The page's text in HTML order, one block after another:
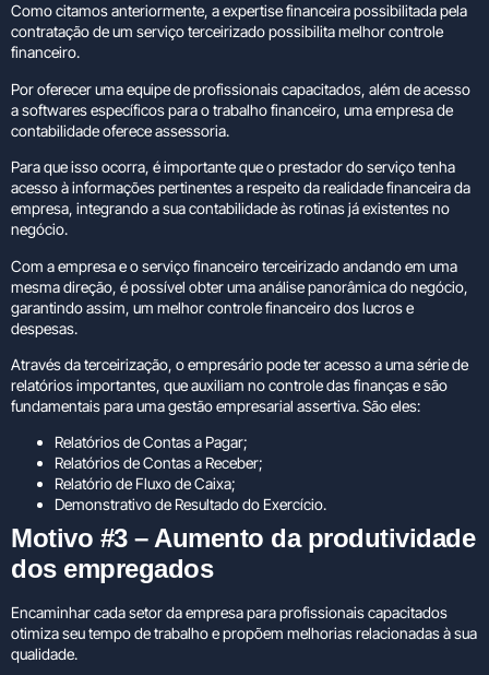
Como citamos anteriormente, a expertise financeira possibilitada pela
contratação de um serviço terceirizado possibilita melhor controle
financeiro.
Por oferecer uma equipe de profissionais capacitados, além de acesso
a softwares específicos para o trabalho financeiro, uma empresa de
contabilidade oferece assessoria.
Para que isso ocorra, é importante que o prestador do serviço tenha
acesso à informações pertinentes a respeito da realidade financeira da
empresa, integrando a sua contabilidade às rotinas já existentes no
negócio.
Com a empresa e o serviço financeiro terceirizado andando em uma
mesma direção, é possível obter uma análise panorâmica do negócio,
garantindo assim, um melhor controle financeiro dos lucros e
despesas.
Através da terceirização, o empresário pode ter acesso a uma série de
relatórios importantes, que auxiliam no controle das finanças e são
fundamentais para uma gestão empresarial assertiva. São eles:
Relatórios de Contas a Pagar;
Relatórios de Contas a Receber;
Relatório de Fluxo de Caixa;
Demonstrativo de Resultado do Exercício.
Motivo #3 – Aumento da produtividade
dos empregados
Encaminhar cada setor da empresa para profissionais capacitados
otimiza seu tempo de trabalho e propõem melhorias relacionadas à sua
qualidade.